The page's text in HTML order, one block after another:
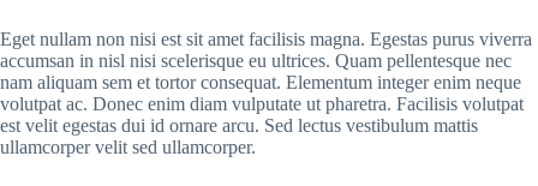
Eget nullam non nisi est sit amet facilisis magna. Egestas purus viverra
accumsan in nisl nisi scelerisque eu ultrices. Quam pellentesque nec
nam aliquam sem et tortor consequat. Elementum integer enim neque
volutpat ac. Donec enim diam vulputate ut pharetra. Facilisis volutpat
est velit egestas dui id ornare arcu. Sed lectus vestibulum mattis
ullamcorper velit sed ullamcorper.